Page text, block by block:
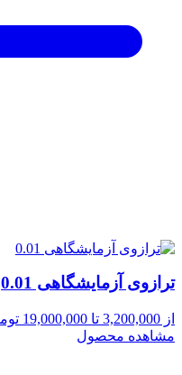
ترازوی آزمایشگاهی 0.01
از 3,200,000 تا 19,000,000 تومان
مشاهده محصول